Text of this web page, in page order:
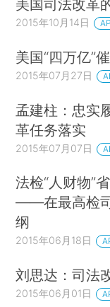
美国司法改革
2015年10月14日
美国“四万亿”
2015年07月27日
孟建柱：忠实
革任务落实
2015年07月07日
法检“人财物”
——在最高检
纲
2015年06月18日
刘思达：司法
2015年06月01日